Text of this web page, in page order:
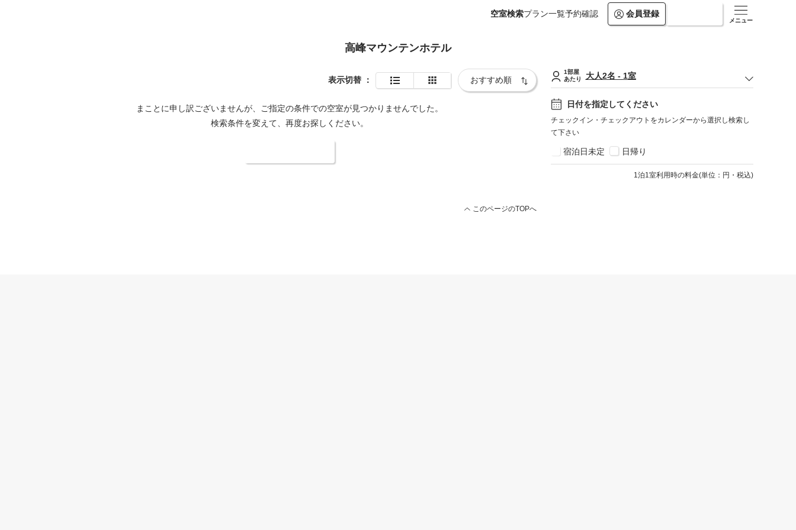
空室検索プラン一覧予約確認 会員登録
メニュー
高峰マウンテンホテル
表示切替 ：
まことに申し訳ございませんが、ご指定の条件での空室が見つかりませんでした。
検索条件を変えて、再度お探しください。
このページのTOPへ
1部屋
あたり
大人2名 - 1室
日付を指定してください
チェックイン・チェックアウトをカレンダーから選択し検索し
て下さい
宿泊日未定 日帰り
1 泊1室利用時の料金(単位：円・税込)